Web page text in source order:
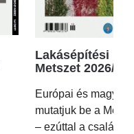
Lakásépítési
Metszet 2026/2.
Európai és magyar
mutatjuk be a
– ezúttal a családi